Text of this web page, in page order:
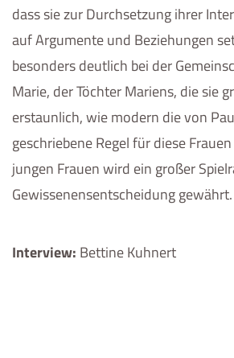
dass sie zur Durchsetzung ihrer
auf Argumente und Beziehungen
besonders deutlich bei der
Marie, der Töchter Mariens, die sie
erstaunlich, wie modern die von
geschriebene Regel für diese
jungen Frauen wird ein großer
Gewissenensentscheidung gewährt.
Interview: Bettine Kuhnert